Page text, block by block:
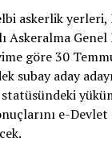
askerlik
Askeralma
göre 30
subay aday
statüsündeki
e-